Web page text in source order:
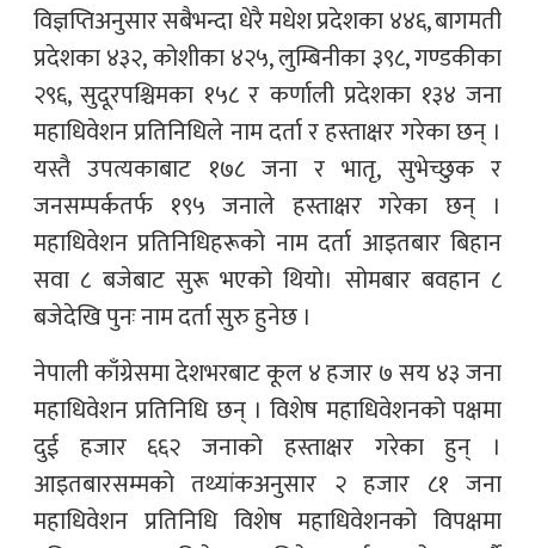
विज्ञप्तिअनुसार सबैभन्दा धेरै मधेश प्रदेशका ४४६, बागमती
प्रदेशका ४३२, कोशीका ४२५, लुम्बिनीका ३९८, गण्डकीका
२९६, सुदूरपश्चिमका १५८ र कर्णाली प्रदेशका १३४ जना
महाधिवेशन प्रतिनिधिले नाम दर्ता र हस्ताक्षर गरेका छन् ।
यस्तै उपत्यकाबाट १७८ जना र भातृ, सुभेच्छुक र
जनसम्पर्कतर्फ १९५ जनाले हस्ताक्षर गरेका छन् ।
महाधिवेशन प्रतिनिधिहरूको नाम दर्ता आइतबार बिहान
सवा ८ बजेबाट सुरू भएको थियो। सोमबार बवहान ८
बजेदेखि पुनः नाम दर्ता सुरु हुनेछ ।
नेपाली काँग्रेसमा देशभरबाट कूल ४ हजार ७ सय ४३ जना
महाधिवेशन प्रतिनिधि छन् । विशेष महाधिवेशनको पक्षमा
दुई हजार ६६२ जनाको हस्ताक्षर गरेका हुन् ।
आइतबारसम्मको तथ्यांकअनुसार २ हजार ८१ जना
महाधिवेशन प्रतिनिधि विशेष महाधिवेशनको विपक्षमा